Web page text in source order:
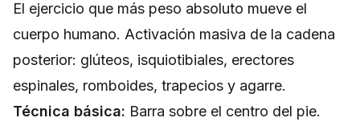
El ejercicio que más peso absoluto mueve el
cuerpo humano. Activación masiva de la cadena
posterior: glúteos, isquiotibiales, erectores
espinales, romboides, trapecios y agarre.
Técnica básica: Barra sobre el centro del pie.